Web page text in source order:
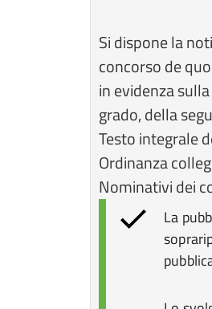
Si dispone la
concorso de
in evidenza
grado, della
Testo integrale
Ordinanza
Nominativi dei
La